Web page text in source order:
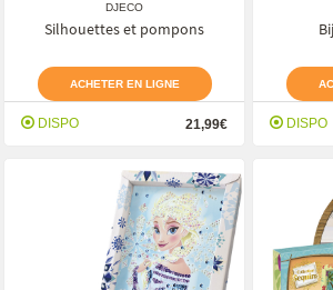
DJECO
Silhouettes et pompons
ACHETER EN LIGNE
DISPO 21,99€ DISPO